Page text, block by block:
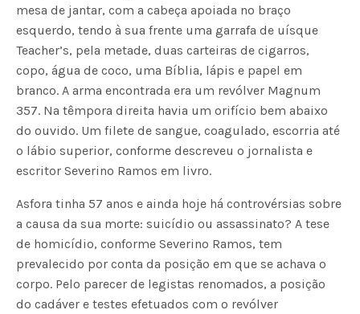
mesa de jantar, com a cabeça apoiada no braço
esquerdo, tendo à sua frente uma garrafa de uísque
Teacher’s, pela metade, duas carteiras de cigarros,
copo, água de coco, uma Bíblia, lápis e papel em
branco. A arma encontrada era um revólver Magnum
357. Na têmpora direita havia um orifício bem abaixo
do ouvido. Um filete de sangue, coagulado, escorria até
o lábio superior, conforme descreveu o jornalista e
escritor Severino Ramos em livro.
Asfora tinha 57 anos e ainda hoje há controvérsias sobre
a causa da sua morte: suicídio ou assassinato? A tese
de homicídio, conforme Severino Ramos, tem
prevalecido por conta da posição em que se achava o
corpo. Pelo parecer de legistas renomados, a posição
do cadáver e testes efetuados com o revólver